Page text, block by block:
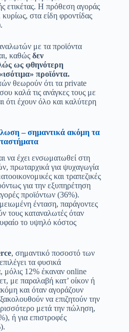
ετικέτας. Η πρόθεση αγοράς
στα είδη φροντίδας
με τα προϊόντα
καθώς δεν
ως φθηνότερη
προϊόντα.
θεωρούν ότι τα private
καλά τις ανάγκες τους με
ότι έχουν όλο και καλύτερη
– σημαντικά ακόμη τα
να έχει ενσωματωθεί στη
πρωταρχικά για ψυχαγωγία
και τραπεζικές
για την εξυπηρέτηση
προϊόντων (36%).
ένταση, παράγοντες
τους καταναλωτές όταν
το υψηλό κόστος
, σημαντικό ποσοστό των
τα φυσικά
μόλις 12% έκαναν online
με παραλαβή κατ’ οίκον ή
και όταν αγοράζουν
να επιζητούν την
μετά την πώληση,
ή για επιστροφές